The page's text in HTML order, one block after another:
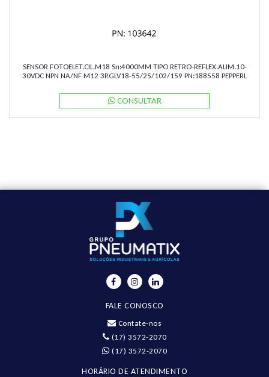
SENSOR FOTOELET.CIL.M18 Sn:4000MM TIPO RETRO-REFLEX.ALIM.10-
30VDC NPN NA/NF M12 3P.GLV18-55/25/102/159 PN:188558 PEPPERL
CONSULTAR
FALE CONOSCO
Contate-nos
(17) 3572-2070
(17) 3572-2070
HORÁRIO DE ATENDIMENTO